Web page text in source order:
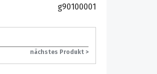
g90100001
nächstes Produkt >